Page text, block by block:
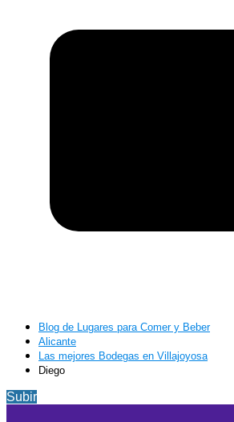
Blog de Lugares para Comer y Beber
Alicante
Las mejores Bodegas en Villajoyosa
Diego
Subir